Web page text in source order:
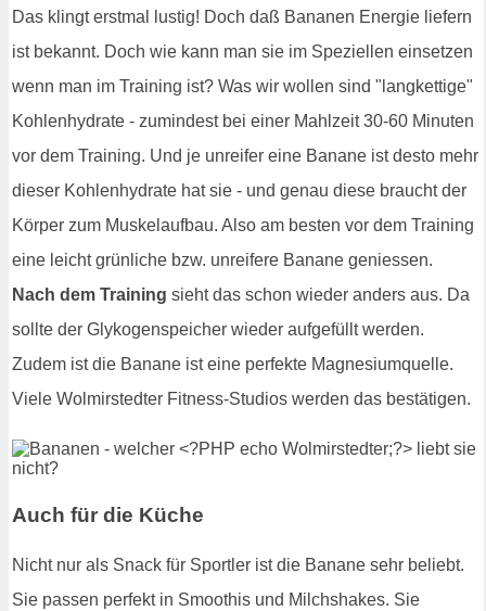
Das klingt erstmal lustig! Doch daß Bananen Energie liefern
ist bekannt. Doch wie kann man sie im Speziellen einsetzen
wenn man im Training ist? Was wir wollen sind "langkettige"
Kohlenhydrate - zumindest bei einer Mahlzeit 30-60 Minuten
vor dem Training. Und je unreifer eine Banane ist desto mehr
dieser Kohlenhydrate hat sie - und genau diese braucht der
Körper zum Muskelaufbau. Also am besten vor dem Training
eine leicht grünliche bzw. unreifere Banane geniessen.
Nach dem Training sieht das schon wieder anders aus. Da
sollte der Glykogenspeicher wieder aufgefüllt werden.
Zudem ist die Banane ist eine perfekte Magnesiumquelle.
Viele Wolmirstedter Fitness-Studios werden das bestätigen.
Auch für die Küche
Nicht nur als Snack für Sportler ist die Banane sehr beliebt.
Sie passen perfekt in Smoothis und Milchshakes. Sie